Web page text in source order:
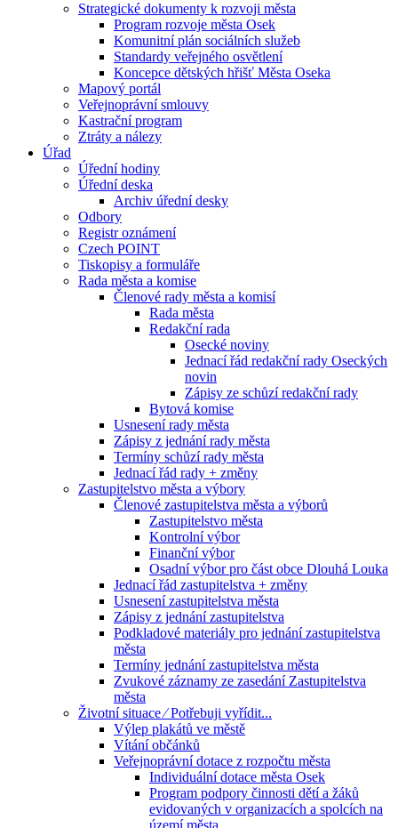
Strategické dokumenty k rozvoji města
Program rozvoje města Osek
Komunitní plán sociálních služeb
Standardy veřejného osvětlení
Koncepce dětských hřišť Města Oseka
Mapový portál
Veřejnoprávní smlouvy
Kastrační program
Ztráty a nálezy
Úřad
Úřední hodiny
Úřední deska
Archiv úřední desky
Odbory
Registr oznámení
Czech POINT
Tiskopisy a formuláře
Rada města a komise
Členové rady města a komisí
Rada města
Redakční rada
Osecké noviny
Jednací řád redakční rady Oseckých
novin
Zápisy ze schůzí redakční rady
Bytová komise
Usnesení rady města
Zápisy z jednání rady města
Termíny schůzí rady města
Jednací řád rady + změny
Zastupitelstvo města a výbory
Členové zastupitelstva města a výborů
Zastupitelstvo města
Kontrolní výbor
Finanční výbor
Osadní výbor pro část obce Dlouhá Louka
Jednací řád zastupitelstva + změny
Usnesení zastupitelstva města
Zápisy z jednání zastupitelstva
Podkladové materiály pro jednání zastupitelstva
města
Termíny jednání zastupitelstva města
Zvukové záznamy ze zasedání Zastupitelstva
města
Životní situace ⁄ Potřebuji vyřídit...
Výlep plakátů ve městě
Vítání občánků
Veřejnoprávní dotace z rozpočtu města
Individuální dotace města Osek
Program podpory činnosti dětí a žáků
evidovaných v organizacích a spolcích na
území města